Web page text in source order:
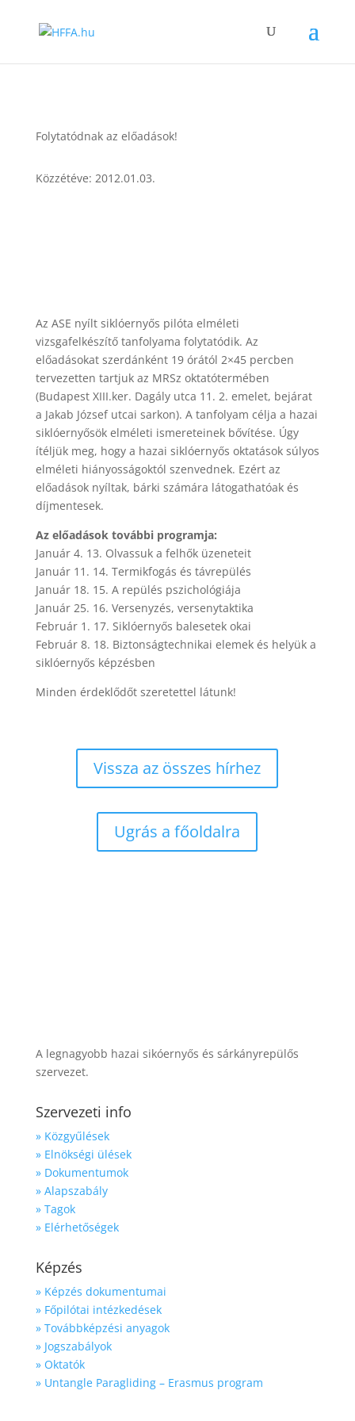
Folytatódnak az előadások!
Közzétéve: 2012.01.03.
Az ASE nyílt siklóernyős pilóta elméleti
vizsgafelkészítő tanfolyama folytatódik. Az
előadásokat szerdánként 19 órától 2×45 percben
tervezetten tartjuk az MRSz oktatótermében
(Budapest XIII.ker. Dagály utca 11. 2. emelet, bejárat
a Jakab József utcai sarkon). A tanfolyam célja a hazai
siklóernyősök elméleti ismereteinek bővítése. Úgy
ítéljük meg, hogy a hazai siklóernyős oktatások súlyos
elméleti hiányosságoktól szenvednek. Ezért az
előadások nyíltak, bárki számára látogathatóak és
díjmentesek.
Az előadások további programja:
Január 4. 13. Olvassuk a felhők üzeneteit
Január 11. 14. Termikfogás és távrepülés
Január 18. 15. A repülés pszichológiája
Január 25. 16. Versenyzés, versenytaktika
Február 1. 17. Siklóernyős balesetek okai
Február 8. 18. Biztonságtechnikai elemek és helyük a
siklóernyős képzésben
Minden érdeklődőt szeretettel látunk!
Vissza az összes hírhez
Ugrás a főoldalra
A legnagyobb hazai sikóernyős és sárkányrepülős
szervezet.
Szervezeti info
» Közgyűlések
» Elnökségi ülések
» Dokumentumok
» Alapszabály
» Tagok
» Elérhetőségek
Képzés
» Képzés dokumentumai
» Főpilótai intézkedések
» Továbbképzési anyagok
» Jogszabályok
» Oktatók
» Untangle Paragliding – Erasmus program